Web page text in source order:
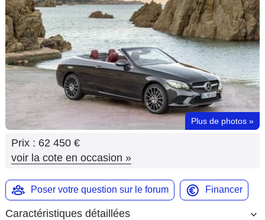
Auto
Services
Forum
Plus de photos »
Prix : 62 450 €
voir la cote en occasion »
Poser votre question sur le forum Financer
Caractéristiques détaillées